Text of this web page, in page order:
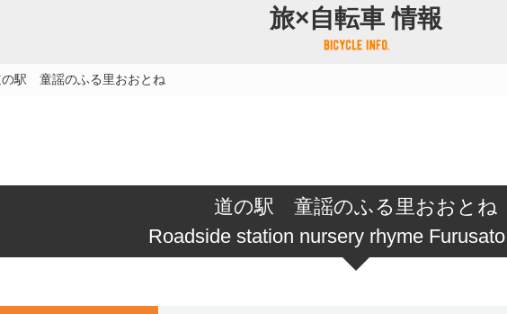
都道府県別サイクリング情報
都道府県アクセスランキング
記事一覧
カテゴリから探す
サイクリストにやさしい宿
サイクルトレイン
タンデム自転車があるレンタサ
レンタサイクルがある道の駅
旅×自転車 情報
の駅 童謡のふる里おおとね
道の駅 童謡のふる里おおとね
Roadside station nursery rhyme